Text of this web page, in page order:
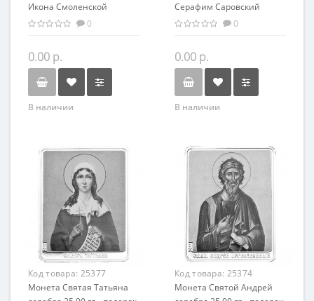
Икона Смоленской
Богоматери серебро 25.00
сувенир
0
0.00 р.
В наличии
Серафим Саровский
серебро 25.00 гр -
0
0.00 р.
В наличии
Код товара: 25377
Монета Святая Татьяна
Код товара: 25374
Монета Святой Андрей